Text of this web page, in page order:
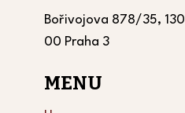
Bořivojova 878/35, 130
00 Praha 3
MENU